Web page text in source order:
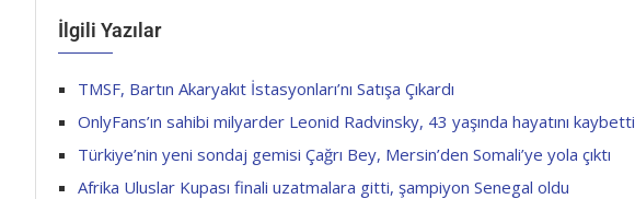
İlgili Yazılar
TMSF, Bartın Akaryakıt İstasyonları’nı Satışa Çıkardı
OnlyFans’ın sahibi milyarder Leonid Radvinsky, 43 yaşında hayatını kaybetti
Türkiye’nin yeni sondaj gemisi Çağrı Bey, Mersin’den Somali’ye yola çıktı
Afrika Uluslar Kupası finali uzatmalara gitti, şampiyon Senegal oldu